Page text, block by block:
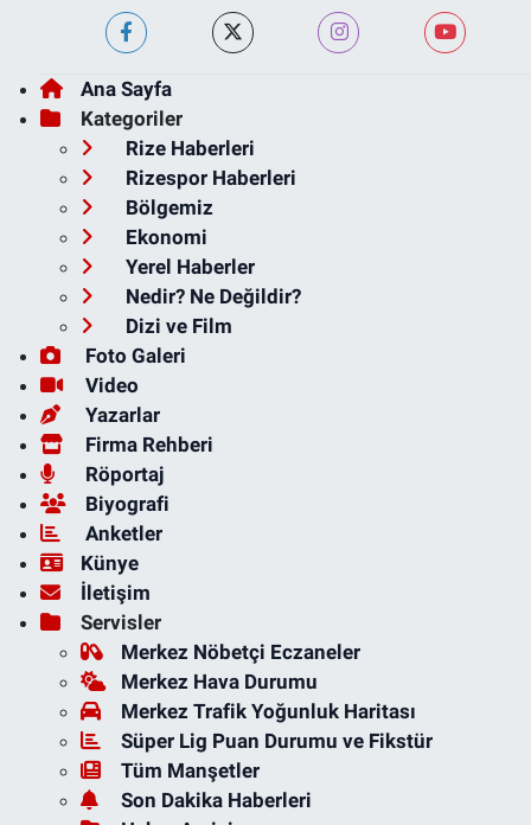
Ana Sayfa
Kategoriler
Rize Haberleri
Rizespor Haberleri
Bölgemiz
Ekonomi
Yerel Haberler
Nedir? Ne Değildir?
Dizi ve Film
Foto Galeri
Video
Yazarlar
Firma Rehberi
Röportaj
Biyografi
Anketler
Künye
İletişim
Servisler
Merkez Nöbetçi Eczaneler
Merkez Hava Durumu
Merkez Trafik Yoğunluk Haritası
Süper Lig Puan Durumu ve Fikstür
Tüm Manşetler
Son Dakika Haberleri